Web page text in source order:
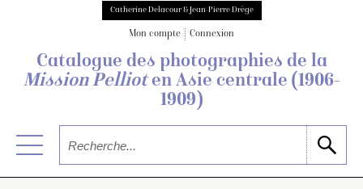
Catherine Delacour & Jean-Pierre Drège
Mon compte Connexion
Catalogue des photographies de la
Mission Pellioten Asie centrale (1906-
1909)